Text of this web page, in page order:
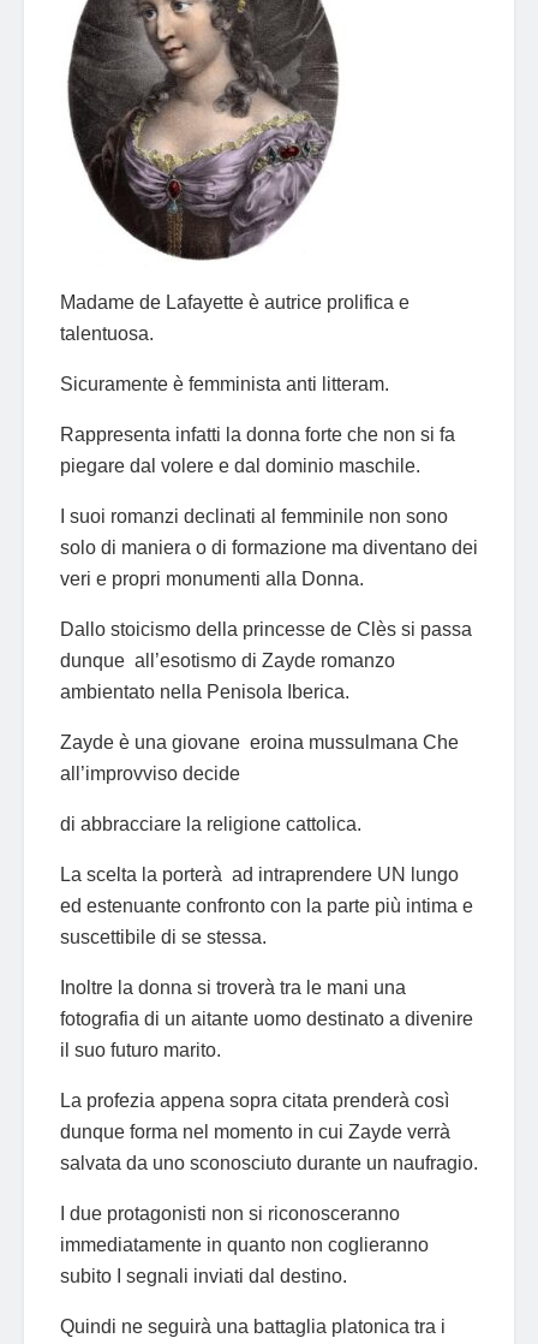
Madame de Lafayette è autrice prolifica e
talentuosa.
Sicuramente è femminista anti litteram.
Rappresenta infatti la donna forte che non si fa
piegare dal volere e dal dominio maschile.
I suoi romanzi declinati al femminile non sono
solo di maniera o di formazione ma diventano dei
veri e propri monumenti alla Donna.
Dallo stoicismo della princesse de Clès si passa
dunque all’esotismo di Zayde romanzo
ambientato nella Penisola Iberica.
Zayde è una giovane eroina mussulmana Che
all’improvviso decide
di abbracciare la religione cattolica.
La scelta la porterà ad intraprendere UN lungo
ed estenuante confronto con la parte più intima e
suscettibile di se stessa.
Inoltre la donna si troverà tra le mani una
fotografia di un aitante uomo destinato a divenire
il suo futuro marito.
La profezia appena sopra citata prenderà così
dunque forma nel momento in cui Zayde verrà
salvata da uno sconosciuto durante un naufragio.
I due protagonisti non si riconosceranno
immediatamente in quanto non coglieranno
subito I segnali inviati dal destino.
Quindi ne seguirà una battaglia platonica tra i